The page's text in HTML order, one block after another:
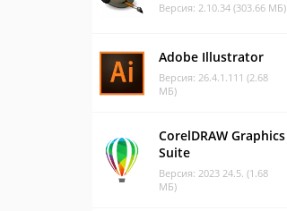
Версия: 2.10.34 (303.66 МБ)
Adobe Illustrator
Версия: 26.4.1.111 (2.68
МБ)
CorelDRAW Graphics
Suite
Версия: 2023 24.5. (1.68
МБ)